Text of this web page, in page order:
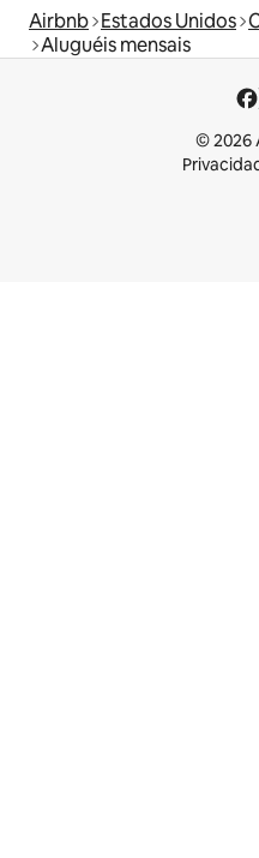
Airbnb Estados Unidos
Aluguéis mensais
© 2026